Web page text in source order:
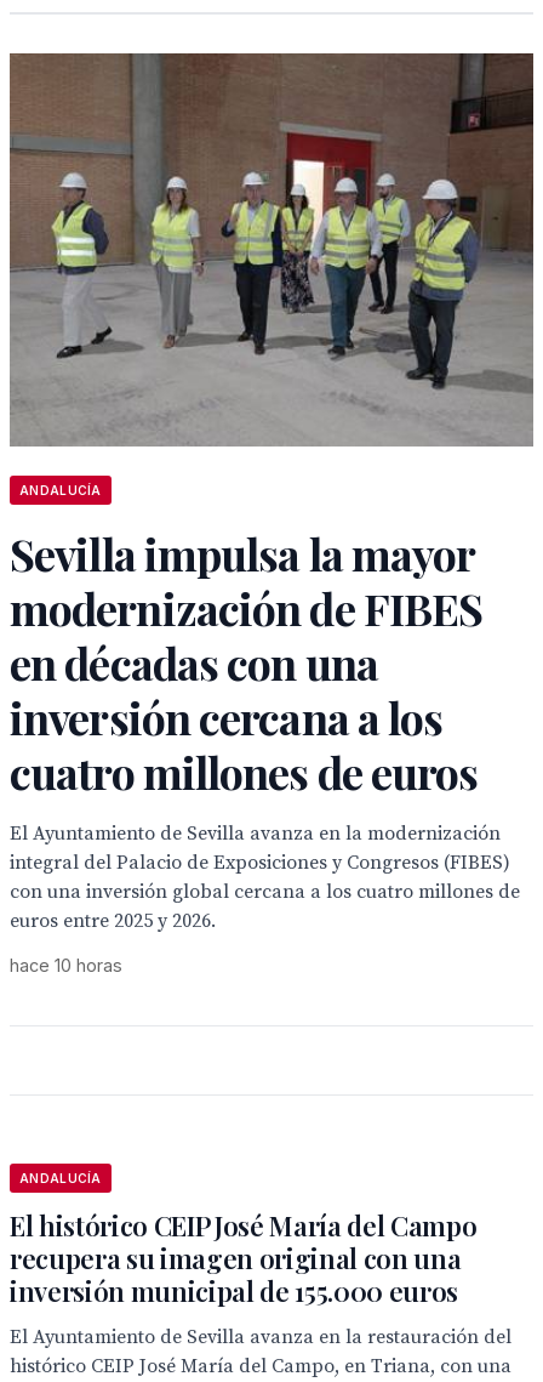
ANDALUCÍA
Sevilla impulsa la mayor
modernización de FIBES
en décadas con una
inversión cercana a los
cuatro millones de euros
El Ayuntamiento de Sevilla avanza en la modernización
integral del Palacio de Exposiciones y Congresos (FIBES)
con una inversión global cercana a los cuatro millones de
euros entre 2025 y 2026.
hace 10 horas
ANDALUCÍA
El histórico CEIP José María del Campo
recupera su imagen original con una
inversión municipal de 155.000 euros
El Ayuntamiento de Sevilla avanza en la restauración del
histórico CEIP José María del Campo, en Triana, con una